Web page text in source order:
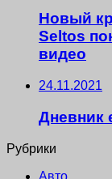
Новый
Seltos
видео
24.11.2021
Дневник
Рубрики
Авто